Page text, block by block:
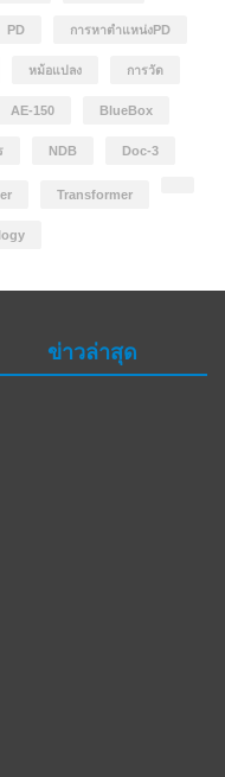
PD การหาตำแหน่งPD
หม้อแปลง การวัด
AE-150 BlueBox
NDB Doc-3
Transformer
ข่าวล่าสุด